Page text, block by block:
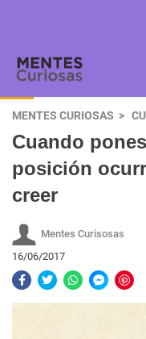
MENTES CURIOSAS
Cuando
posición
creer
Mentes Curisosas
16/06/2017